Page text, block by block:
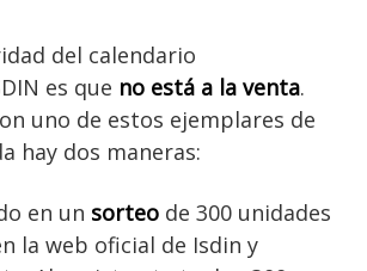
del calendario
es que no está a la venta.
uno de estos ejemplares de
hay dos maneras:
en un sorteo de 300 unidades
la web oficial de Isdin y